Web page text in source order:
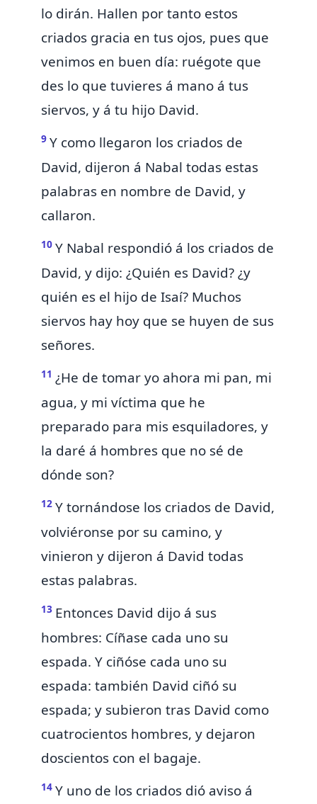
lo dirán. Hallen por tanto estos
criados gracia en tus ojos, pues que
venimos en buen día: ruégote que
des lo que tuvieres á mano á tus
siervos, y á tu hijo David.
9 Y como llegaron los criados de
David, dijeron á Nabal todas estas
palabras en nombre de David, y
callaron.
10 Y Nabal respondió á los criados de
David, y dijo: ¿Quién es David? ¿y
quién es el hijo de Isaí? Muchos
siervos hay hoy que se huyen de sus
señores.
11 ¿He de tomar yo ahora mi pan, mi
agua, y mi víctima que he
preparado para mis esquiladores, y
la daré á hombres que no sé de
dónde son?
12 Y tornándose los criados de David,
volviéronse por su camino, y
vinieron y dijeron á David todas
estas palabras.
13 Entonces David dijo á sus
hombres: Cíñase cada uno su
espada. Y ciñóse cada uno su
espada: también David ciñó su
espada; y subieron tras David como
cuatrocientos hombres, y dejaron
doscientos con el bagaje.
14 Y uno de los criados dió aviso á